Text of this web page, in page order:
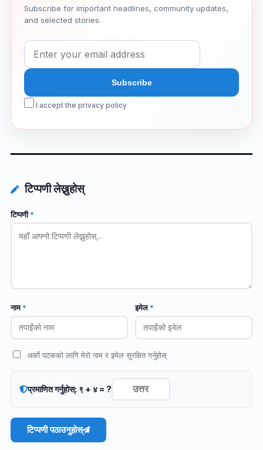
Subscribe for important headlines, community updates,
and selected stories.
I accept the privacy policy
टिप्पणी लेख्नुहोस्
टिप्पणी*
नाम* इमेल*
अर्को पटकको लागि मेरो नाम र इमेल सुरक्षित गर्नुहोस्
प्रमाणित गर्नुहोस्: ९ + ४ = ?
टिप्पणी पठाउनुहोस्